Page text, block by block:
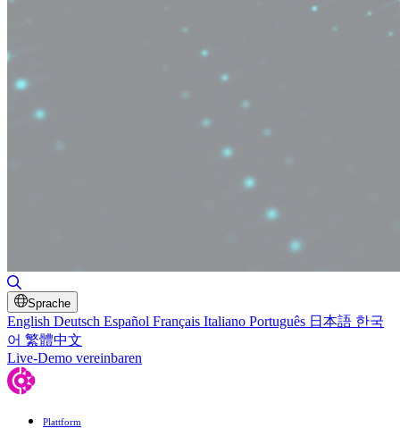
Sprache
English Deutsch Español Français Italiano Português 日本語 한국
어 繁體中文
Live-Demo vereinbaren
Plattform